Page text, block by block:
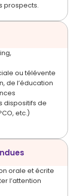
prospects.
ou télévente
de l’éducation
dispositifs de
etc.)
orale et écrite
l’attention